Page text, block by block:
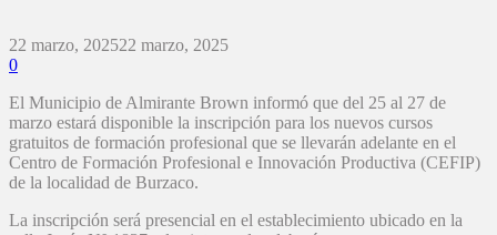
22 marzo, 202522 marzo, 2025
0
El Municipio de Almirante Brown informó que del 25 al 27 de
marzo estará disponible la inscripción para los nuevos cursos
gratuitos de formación profesional que se llevarán adelante en el
Centro de Formación Profesional e Innovación Productiva (CEFIP)
de la localidad de Burzaco.
La inscripción será presencial en el establecimiento ubicado en la